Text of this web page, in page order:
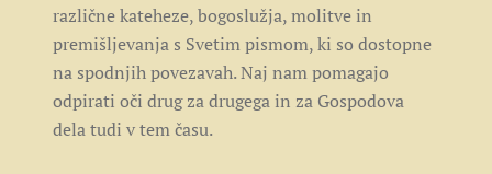
različne kateheze, bogoslužja, molitve in
premišljevanja s Svetim pismom, ki so dostopne
na spodnjih povezavah. Naj nam pomagajo
odpirati oči drug za drugega in za Gospodova
dela tudi v tem času.